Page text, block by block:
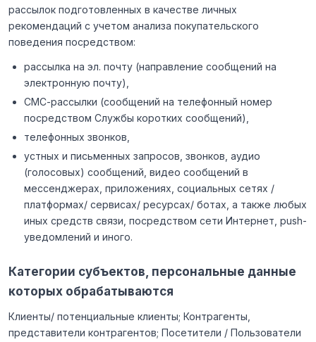
рассылок подготовленных в качестве личных
рекомендаций с учетом анализа покупательского
поведения посредством:
рассылка на эл. почту (направление сообщений на
электронную почту),
СМС-рассылки (сообщений на телефонный номер
посредством Службы коротких сообщений),
телефонных звонков,
устных и письменных запросов, звонков, аудио
(голосовых) сообщений, видео сообщений в
мессенджерах, приложениях, социальных сетях /
платформах/ сервисах/ ресурсах/ ботах, а также любых
иных средств связи, посредством сети Интернет, push-
уведомлений и иного.
Категории субъектов, персональные данные
которых обрабатываются
Клиенты/ потенциальные клиенты; Контрагенты,
представители контрагентов; Посетители / Пользователи